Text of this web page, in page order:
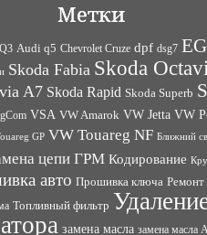
Метки
Audi q5 Chevrolet Cruze dpf dsg7
Skoda Fabia Skoda
A7 Skoda Rapid Skoda Superb
VSA VW Amarok VW Jetta VW
GP VW Touareg NF Ближний
цепи ГРМ Кодирование
авто Прошивка ключа Ремонт
Топливный фильтр
замена масла замена масла